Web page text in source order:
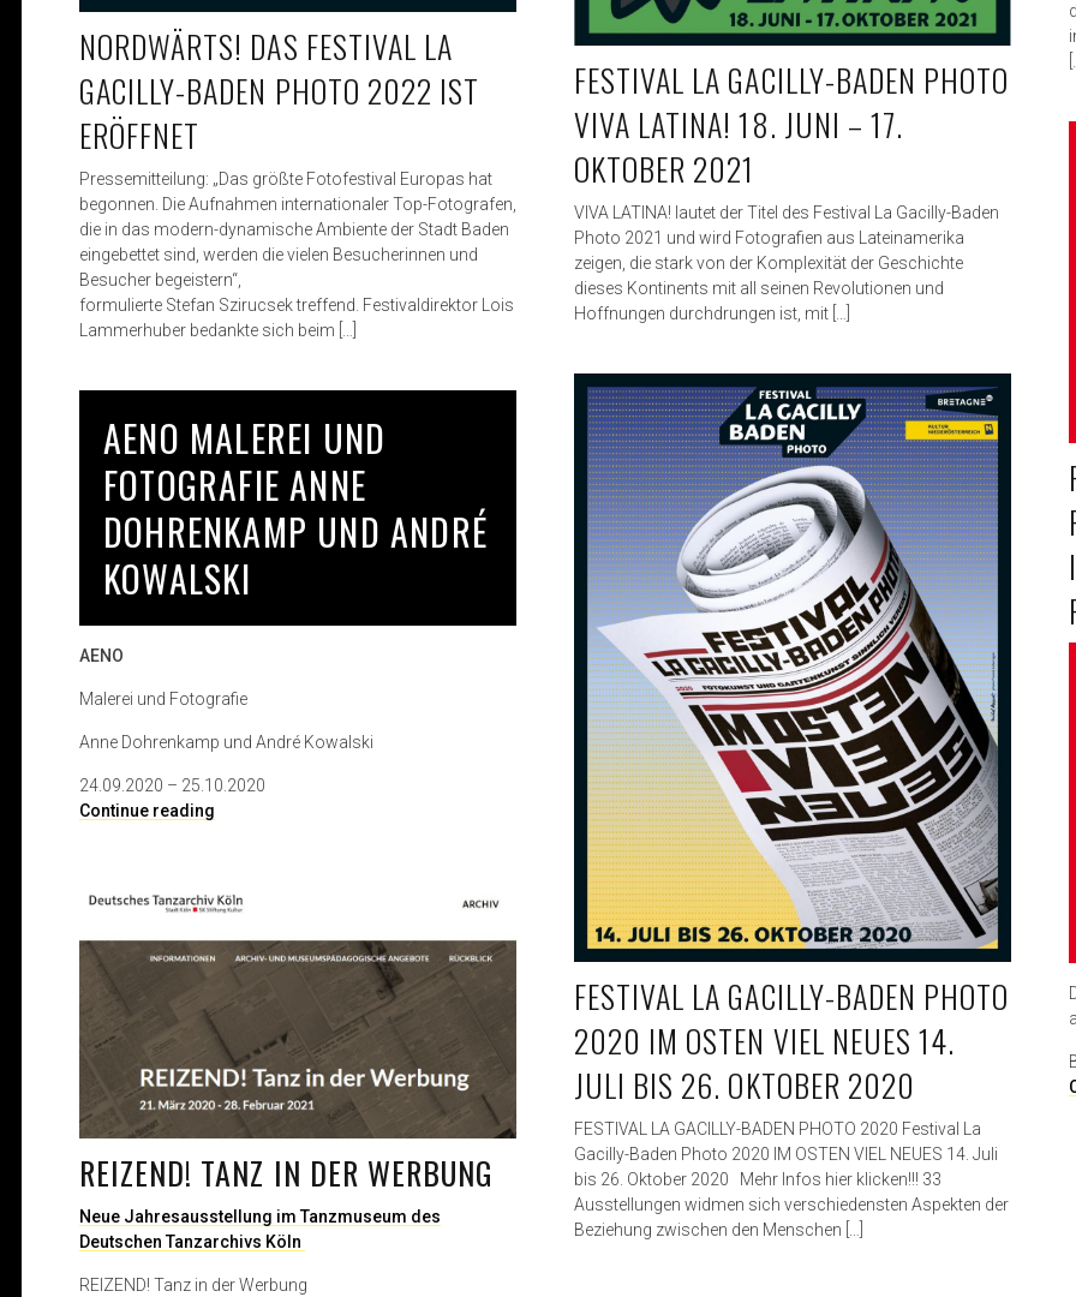
NORDWÄRTS! DAS FESTIVAL LA
GACILLY-BADEN PHOTO 2022 IST
ERÖFFNET
Pressemitteilung: „Das größte Fotofestival Europas hat
begonnen. Die Aufnahmen internationaler Top-Fotografen,
die in das modern-dynamische Ambiente der Stadt Baden
eingebettet sind, werden die vielen Besucherinnen und
Besucher begeistern“,
formulierte Stefan Szirucsek treffend. Festivaldirektor Lois
Lammerhuber bedankte sich beim […]
FESTIVAL LA GACILLY-BADEN PHOTO
VIVA LATINA! 18. JUNI – 17.
OKTOBER 2021
VIVA LATINA! lautet der Titel des Festival La Gacilly-Baden
Photo 2021 und wird Fotografien aus Lateinamerika
zeigen, die stark von der Komplexität der Geschichte
dieses Kontinents mit all seinen Revolutionen und
Hoffnungen durchdrungen ist, mit […]
FESTIVAL LA GACILLY-BADEN PHOTO
2020 IM OSTEN VIEL NEUES 14.
JULI BIS 26. OKTOBER 2020
FESTIVAL LA GACILLY-BADEN PHOTO 2020 Festival La
Gacilly-Baden Photo 2020 IM OSTEN VIEL NEUES 14. Juli
bis 26. Oktober 2020 Mehr Infos hier klicken!!! 33
Ausstellungen widmen sich verschiedensten Aspekten der
Beziehung zwischen den Menschen […]
AENO MALEREI UND
FOTOGRAFIE ANNE
DOHRENKAMP UND ANDRÉ
KOWALSKI
AENO
Malerei und Fotografie
Anne Dohrenkamp und André Kowalski
24.09.2020 – 25.10.2020
Continue reading
M
a
l
r
e
u
n
d
F
o
t
o
r
REIZEND! TANZ IN DER WERBUNG
Neue Jahresausstellung im Tanzmuseum des
Deutschen Tanzarchivs Köln
REIZEND! Tanz in der Werbung